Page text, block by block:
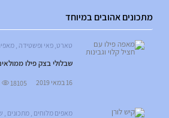
מתכונים אהובים במיוחד
טארט, פאי ופשטידה ,
שבלולי בצק פילו
16 במאי 2019 18105
מאפים מלוחים ,מתכונים ,